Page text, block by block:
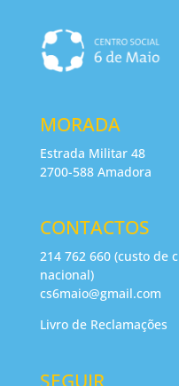
MORADA
Estrada Militar 48
2700-588 Amadora
CONTACTOS
214 762 660 (custo de
nacional)
cs6maio@gmail.com
Livro de Reclamações
SEGUIR